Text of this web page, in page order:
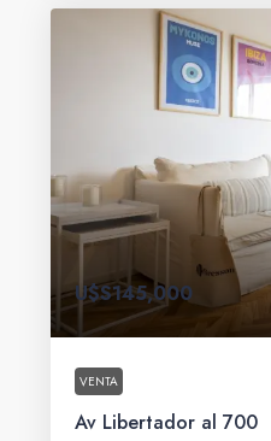
U$S145,000
VENTA
Av Libertador al 700